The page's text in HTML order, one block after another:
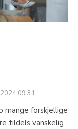
09:31
mange forskjellige
tildels vanskelig